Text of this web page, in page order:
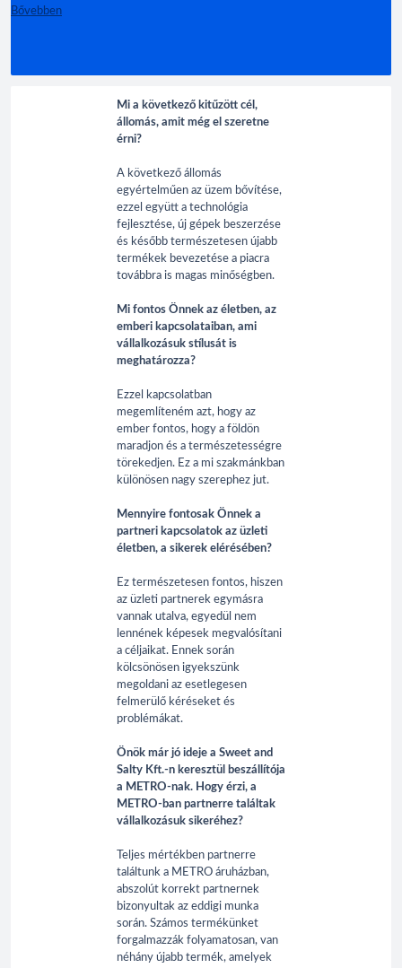
Bővebben
Mi a következő kitűzött cél,
állomás, amit még el szeretne
érni?
A következő állomás
egyértelműen az üzem bővítése,
ezzel együtt a technológia
fejlesztése, új gépek beszerzése
és később természetesen újabb
termékek bevezetése a piacra
továbbra is magas minőségben.
Mi fontos Önnek az életben, az
emberi kapcsolataiban, ami
vállalkozásuk stílusát is
meghatározza?
Ezzel kapcsolatban
megemlíteném azt, hogy az
ember fontos, hogy a földön
maradjon és a természetességre
törekedjen. Ez a mi szakmánkban
különösen nagy szerephez jut.
Mennyire fontosak Önnek a
partneri kapcsolatok az üzleti
életben, a sikerek elérésében?
Ez természetesen fontos, hiszen
az üzleti partnerek egymásra
vannak utalva, egyedül nem
lennének képesek megvalósítani
a céljaikat. Ennek során
kölcsönösen igyekszünk
megoldani az esetlegesen
felmerülő kéréseket és
problémákat.
Önök már jó ideje a Sweet and
Salty Kft.-n keresztül beszállítója
a METRO-nak. Hogy érzi, a
METRO-ban partnerre találtak
vállalkozásuk sikeréhez?
Teljes mértékben partnerre
találtunk a METRO áruházban,
abszolút korrekt partnernek
bizonyultak az eddigi munka
során. Számos termékünket
forgalmazzák folyamatosan, van
néhány újabb termék, amelyek